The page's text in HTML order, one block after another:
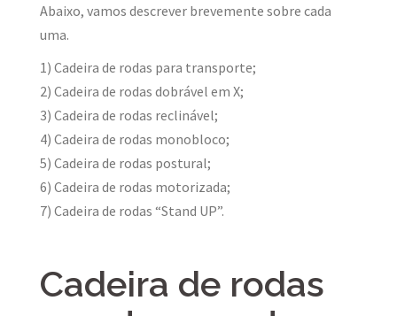
Abaixo, vamos descrever brevemente sobre cada
uma.
1) Cadeira de rodas para transporte;
2) Cadeira de rodas dobrável em X;
3) Cadeira de rodas reclinável;
4) Cadeira de rodas monobloco;
5) Cadeira de rodas postural;
6) Cadeira de rodas motorizada;
7) Cadeira de rodas “Stand UP”.
Cadeira de rodas